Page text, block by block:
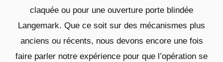
claquée ou pour une ouverture porte blindée
Langemark. Que ce soit sur des mécanismes plus
anciens ou récents, nous devons encore une fois
faire parler notre expérience pour que l’opération se